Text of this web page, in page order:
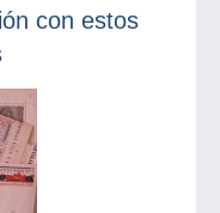
con estos